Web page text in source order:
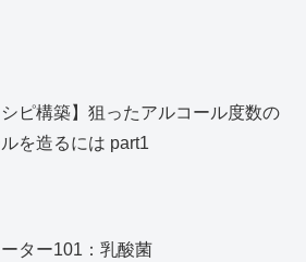
シピ構築】狙ったアルコール度数の
ルを造るには part1
ター101：乳酸菌